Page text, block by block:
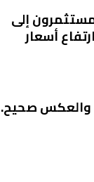
إلى
أسعار
والعكس صحيح.